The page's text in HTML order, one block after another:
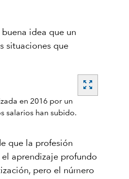
idea que un
situaciones que
zoom_out_map
que la profesión
aprendizaje profundo
pero el número